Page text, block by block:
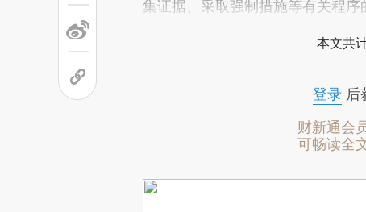
集证据、采取强制措施等有关程序
本文共
登录后
财新通会
可畅读全